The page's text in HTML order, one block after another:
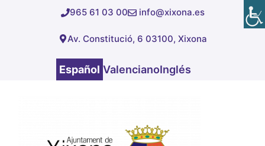
965 61 03 00 info@xixona.es
Av. Constitució, 6 03100, Xixona
Español ValencianoInglés